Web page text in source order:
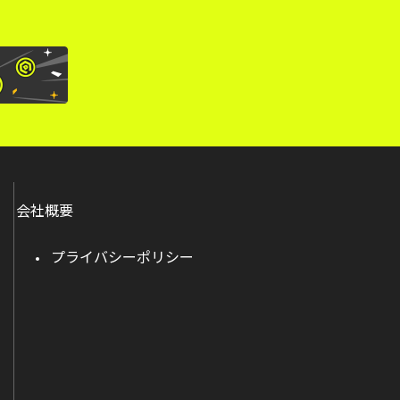
会社概要
プライバシーポリシー